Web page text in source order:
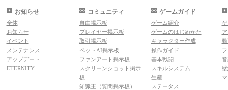
お知らせ
全体
お知らせ
イベント
メンテナンス
アップデート
ETERNITY
コミュニティ
自由掲示板
プレイヤー掲示板
取引掲示板
ペットAI掲示板
ファンアート掲示板
スクリーンショット掲示
板
知識王（質問掲示板）
ゲームガイド
ゲーム紹介
ゲームのはじめかた
キャラクター作成
操作ガイド
基本戦闘
スキルシステム
生産
ステータス